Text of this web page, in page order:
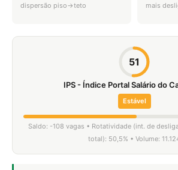
dispersão piso→teto mais
51
IPS - Índice Portal Salário do
Estável
Saldo: -108 vagas • Rotatividade (int. de
total): 50,5% • Volume: